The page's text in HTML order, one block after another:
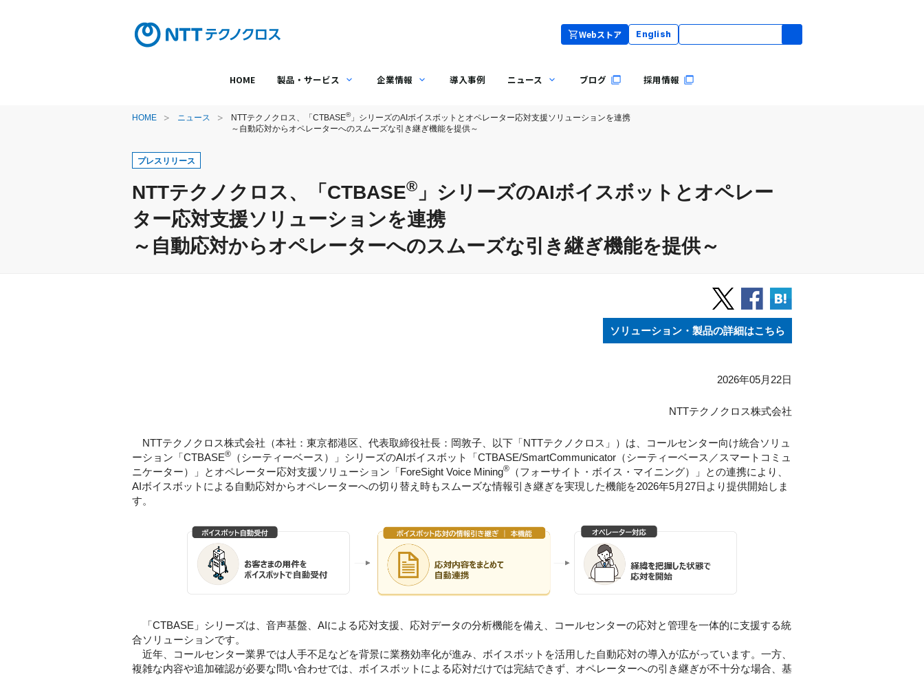
Webストア English
HOME 製品・サービス 企業情報 導入事例 ニュース ブログ 採用情報
HOME ニュース NTTテクノクロス、「CTBASE®」シリーズのAIボイスボットとオペレーター応対支援ソリューションを連携
～自動応対からオペレーターへのスムーズな引き継ぎ機能を提供～
プレスリリース
NTTテクノクロス、「CTBASE® 」シリーズのAIボイスボットとオペレー
ター応対支援ソリューションを連携
～自動応対からオペレーターへのスムーズな引き継ぎ機能を提供～
ソリューション・製品の詳細はこちら
2026年05月22日
NTTテクノクロス株式会社
NTTテクノクロス株式会社（本社：東京都港区、代表取締役社長：岡敦子、以下「NTTテクノクロス」）は、コールセンター向け統合ソリュ
ーション「CTBASE®
（シーティーベース）」シリーズのAIボイスボット「CTBASE/SmartCommunicator（シーティーベース／スマートコミュ
ニケーター）」とオペレーター応対支援ソリューション「ForeSight Voice Mining®
（フォーサイト・ボイス・マイニング）」との連携により、
AIボイスボットによる自動応対からオペレーターへの切り替え時もスムーズな情報引き継ぎを実現した機能を2026年5月27日より提供開始しま
す。
「CTBASE」シリーズは、音声基盤、AIによる応対支援、応対データの分析機能を備え、コールセンターの応対と管理を一体的に支援する統
合ソリューションです。
近年、コールセンター業界では人手不足などを背景に業務効率化が進み、ボイスボットを活用した自動応対の導入が広がっています。一方、
複雑な内容や追加確認が必要な問い合わせでは、ボイスボットによる応対だけでは完結できず、オペレーターへの引き継ぎが不十分な場合、基